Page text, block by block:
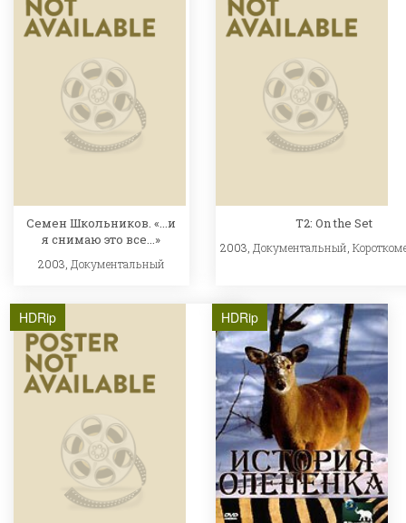
Семен Школьников. «...и
я снимаю это все...»
2003, Документальный
T2: On the Set
2003, Документальный ,
HDRip HDRip